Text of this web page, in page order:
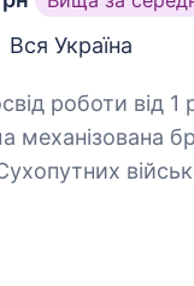
Вся Україна
роботи від 1
механізована